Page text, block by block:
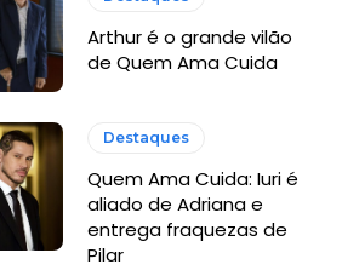
Arthur é o grande vilão
de Quem Ama Cuida
Destaques
Quem Ama Cuida: Iuri é
aliado de Adriana e
entrega fraquezas de
Pilar